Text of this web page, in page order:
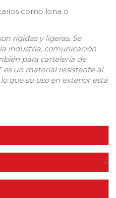
como lona o
rígidas y ligeras. Se
industria, comunicación
para cartelería de
es un materialresistente al
que su uso en exterior está